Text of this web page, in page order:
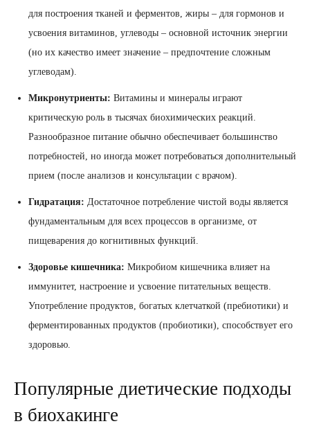
для построения тканей и ферментов, жиры – для гормонов и
усвоения витаминов, углеводы – основной источник энергии
(но их качество имеет значение – предпочтение сложным
углеводам).
Микронутриенты: Витамины и минералы играют
критическую роль в тысячах биохимических реакций.
Разнообразное питание обычно обеспечивает большинство
потребностей, но иногда может потребоваться дополнительный
прием (после анализов и консультации с врачом).
Гидратация: Достаточное потребление чистой воды является
фундаментальным для всех процессов в организме, от
пищеварения до когнитивных функций.
Здоровье кишечника: Микробиом кишечника влияет на
иммунитет, настроение и усвоение питательных веществ.
Употребление продуктов, богатых клетчаткой (пребиотики) и
ферментированных продуктов (пробиотики), способствует его
здоровью.
Популярные диетические подходы
в биохакинге